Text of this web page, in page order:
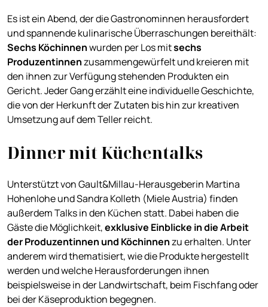
Es ist ein Abend, der die Gastronominnen herausfordert
und spannende kulinarische Überraschungen bereithält:
Sechs Köchinnenwurden per Los mitsechs
Produzentinnenzusammengewürfelt und kreieren mit
den ihnen zur Verfügung stehenden Produkten ein
Gericht. Jeder Gang erzählt eine individuelle Geschichte,
die von der Herkunft der Zutaten bis hin zur kreativen
Umsetzung auf dem Teller reicht.
Dinner mit Küchentalks
Unterstützt von Gault&Millau-Herausgeberin Martina
Hohenlohe und Sandra Kolleth (Miele Austria) finden
außerdem Talks in den Küchen statt. Dabei haben die
Gäste die Möglichkeit,exklusive Einblicke in die Arbeit
der Produzentinnen und Köchinnenzu erhalten. Unter
anderem wird thematisiert, wie die Produkte hergestellt
werden und welche Herausforderungen ihnen
beispielsweise in der Landwirtschaft, beim Fischfang oder
bei der Käseproduktion begegnen.